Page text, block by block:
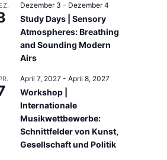
Dezember 3 - Dezember 4
Study Days | Sensory
Atmospheres: Breathing
and Sounding Modern
Airs
April 7, 2027 - April 8, 2027
Workshop |
Internationale
Musikwettbewerbe:
Schnittfelder von Kunst,
Gesellschaft und Politik